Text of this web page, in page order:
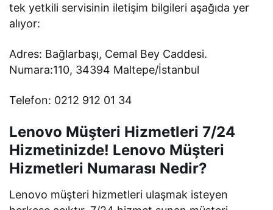
tek yetkili servisinin iletişim bilgileri aşağıda yer
alıyor:
Adres: Bağlarbaşı, Cemal Bey Caddesi.
Numara:110, 34394 Maltepe/İstanbul
Telefon: 0212 912 01 34
Lenovo Müşteri Hizmetleri 7/24
Hizmetinizde! Lenovo Müşteri
Hizmetleri Numarası Nedir?
Lenovo müşteri hizmetleri ulaşmak isteyen